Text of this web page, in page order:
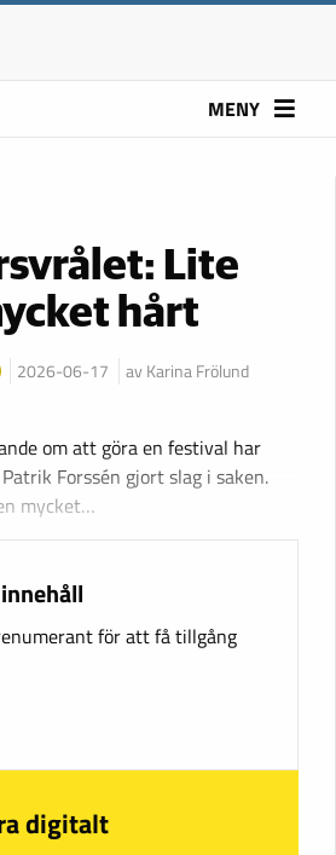
MENY
Lite
hårt
2026-06-17 av Karina Frölund
om att göra en festival har
Forssén gjort slag i saken.
mycket…
för att få tillgång
digitalt